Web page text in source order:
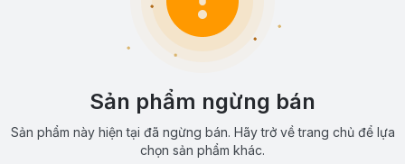
Sản phẩm ngừng bán
Sản phẩm này hiện tại đã ngừng bán. Hãy trở về trang chủ để lựa
chọn sản phẩm khác.